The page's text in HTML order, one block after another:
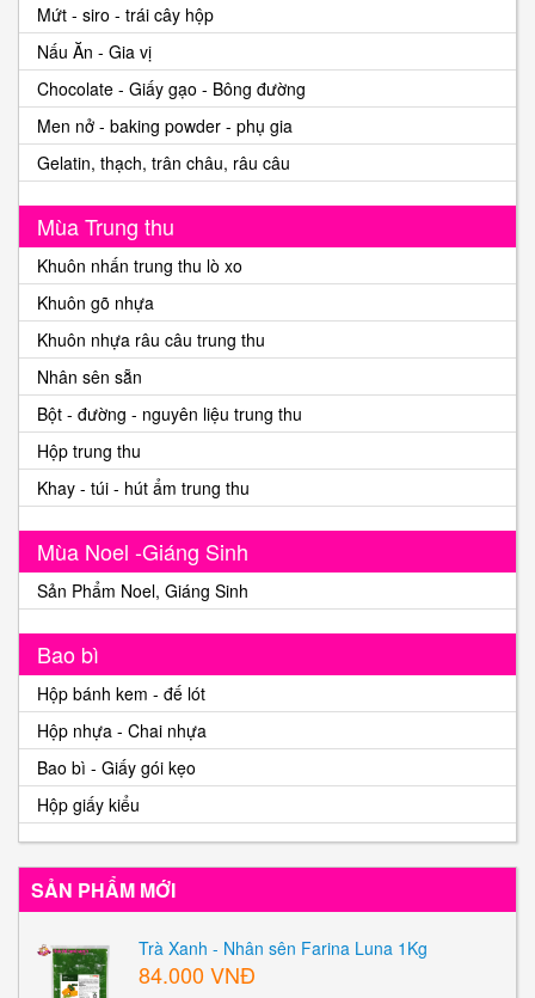
Mứt - siro - trái cây hộp
Nấu Ăn - Gia vị
Chocolate - Giấy gạo - Bông đường
Men nở - baking powder - phụ gia
Gelatin, thạch, trân châu, râu câu
Mùa Trung thu
Khuôn nhấn trung thu lò xo
Khuôn gõ nhựa
Khuôn nhựa râu câu trung thu
Nhân sên sẵn
Bột - đường - nguyên liệu trung thu
Hộp trung thu
Khay - túi - hút ẩm trung thu
Mùa Noel -Giáng Sinh
Sản Phẩm Noel, Giáng Sinh
Bao bì
Hộp bánh kem - đế lót
Hộp nhựa - Chai nhựa
Bao bì - Giấy gói kẹo
Hộp giấy kiểu
SẢN PHẨM MỚI
Trà Xanh - Nhân sên Farina Luna 1Kg
84.000 VNĐ